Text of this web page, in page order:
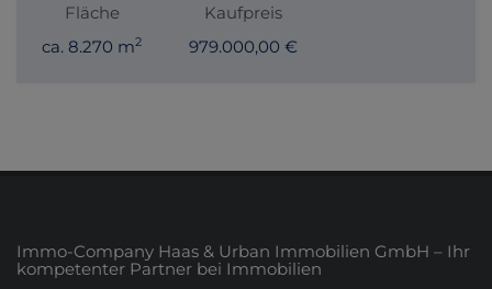
Fläche
ca. 8.270 m2
Kaufpreis
979.000,00 €
Immo-Company Haas & Urban Immobilien GmbH – Ihr
kompetenter Partner bei Immobilien